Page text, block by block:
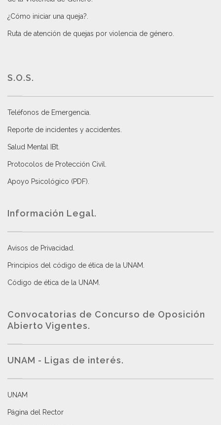
¿Cómo iniciar una queja?
Ruta de atención de quejas por violencia de género
S.O.S.
Teléfonos de Emergencia.
Reporte de incidentes y accidentes
Salud Mental IBt
Protocolos de Protección Civil
Apoyo Psicológico (PDF)
Información Legal.
Avisos de Privacidad
Principios del código de ética de la UNAM
Código de ética de la UNAM
Convocatorias de Concurso de Oposición
Abierto Vigentes.
UNAM - Ligas de interés.
UNAM
Página del Rector